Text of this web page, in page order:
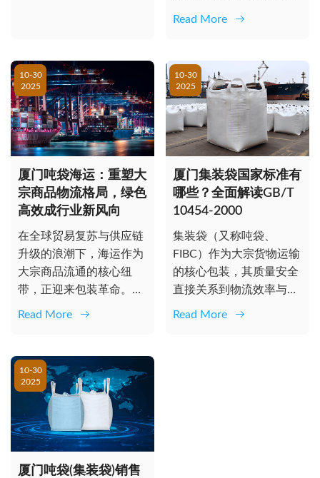
工产业链，建立“链
Read More
10-30
2025
厦门吨袋海运：重塑大
宗商品物流格局，绿色
高效成行业新风向
在全球贸易复苏与供应链
升级的浪潮下，海运作为
大宗商品流通的核心纽
带，正迎来包装革命。吨
Read More
10-30
2025
厦门集装袋国家标准有
哪些？全面解读GB/T
10454-2000
集装袋（又称吨袋、
FIBC）作为大宗货物运输
的核心包装，其质量安全
直接关系到物流效率与供
Read More
10-30
2025
厦门吨袋(集装袋)销售